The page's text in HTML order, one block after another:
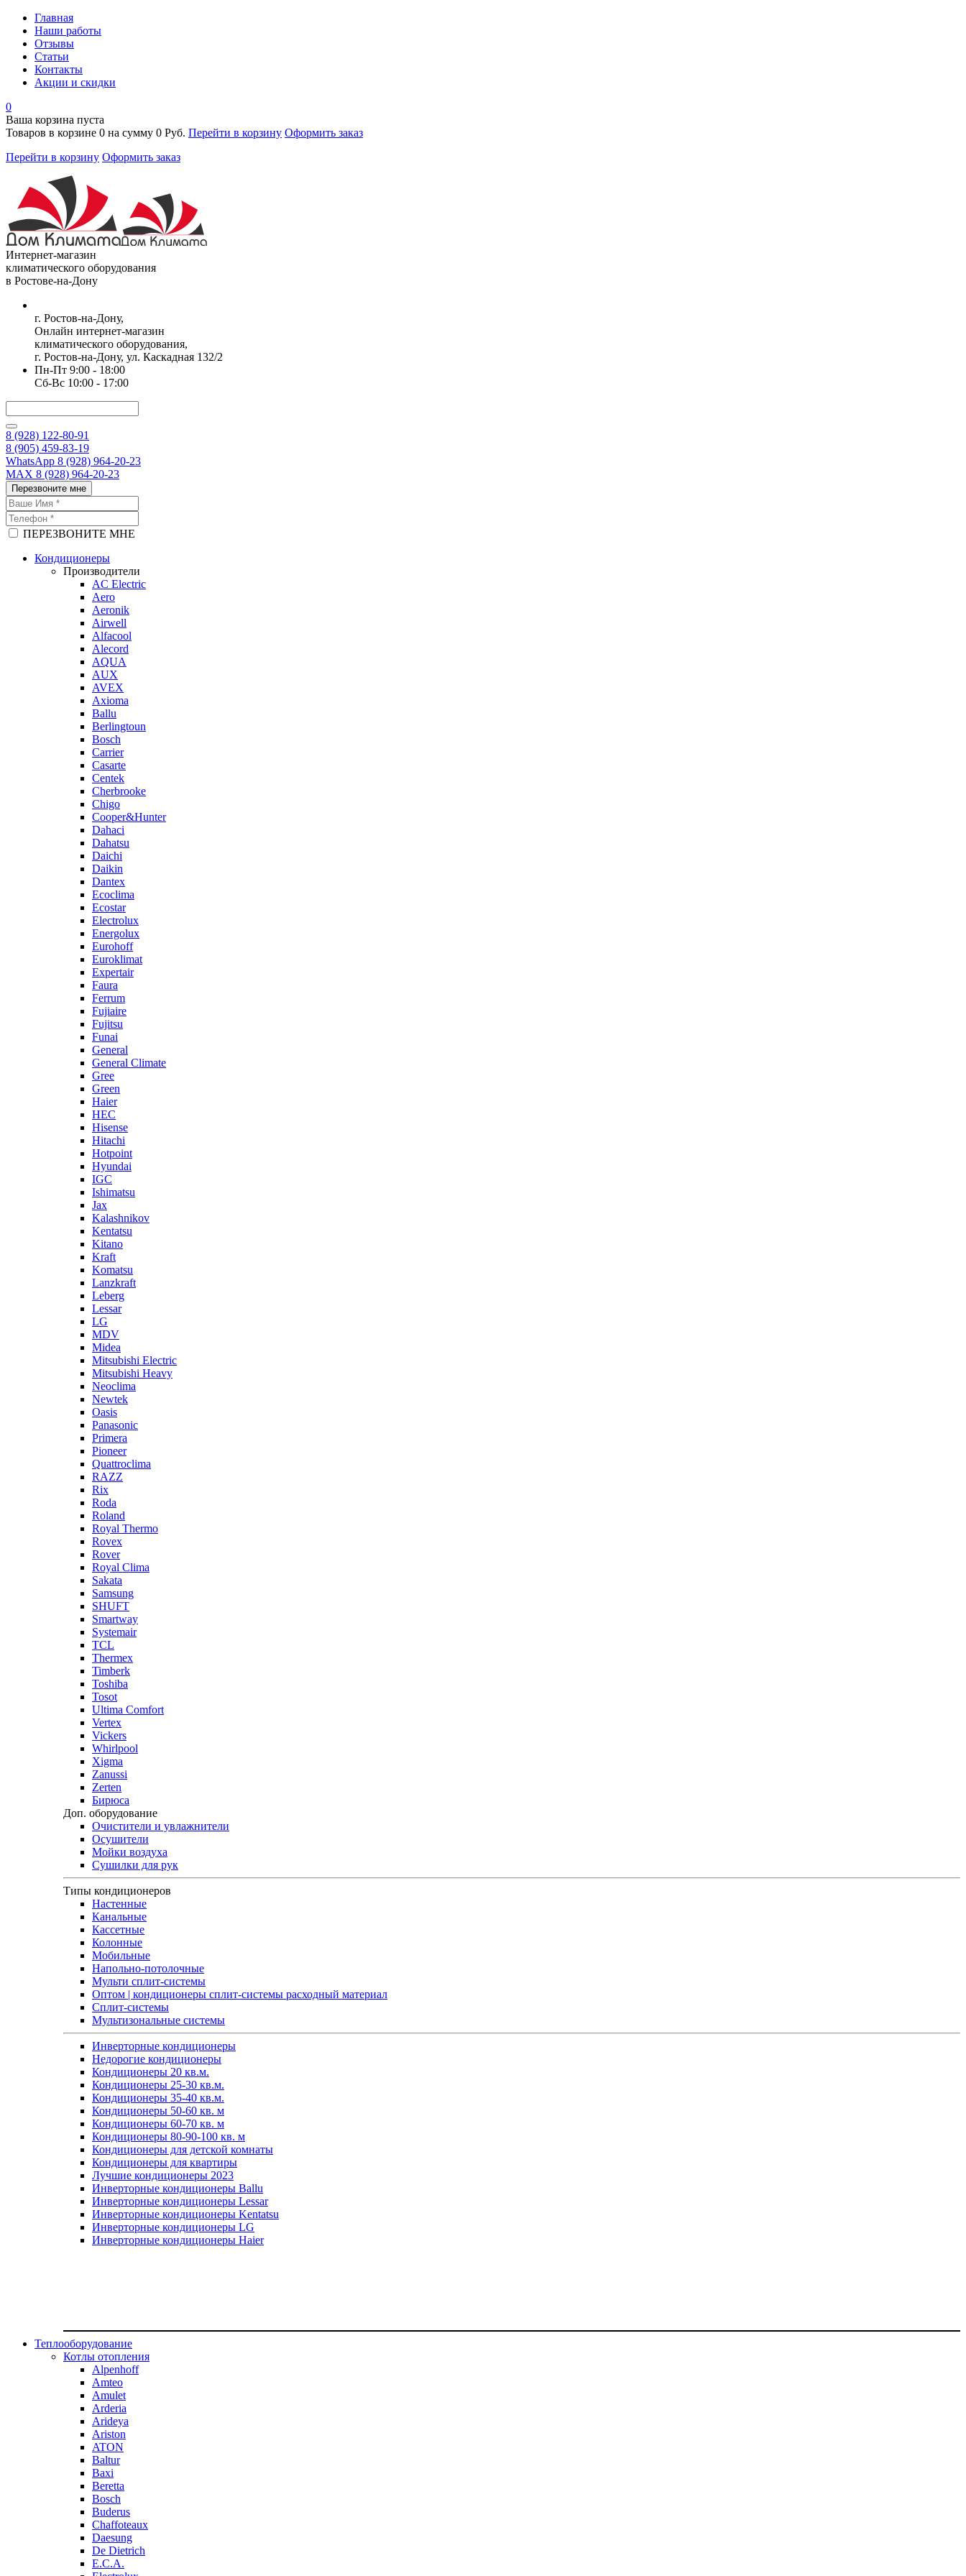
Главная
Наши работы
Отзывы
Статьи
Контакты
Акции и скидки
0
Ваша корзина пуста
Товаров в корзине 0 на сумму 0 Руб. Перейти в корзину Оформить заказ
Перейти в корзину Оформить заказ
Интернет-магазин
климатического оборудования
в Ростове-на-Дону
г. Ростов-на-Дону,
Онлайн интернет-магазин
климатического оборудования,
г. Ростов-на-Дону, ул. Каскадная 132/2
Пн-Пт 9:00 - 18:00
Сб-Вс 10:00 - 17:00
8 (928) 122-80-91
8 (905) 459-83-19
WhatsApp 8 (928) 964-20-23
MAX 8 (928) 964-20-23
Перезвоните мне
ПЕРЕЗВОНИТЕ МНЕ
Кондиционеры
Производители
AC Electric
Aero
Aeronik
Airwell
Alfacool
Alecord
AQUA
AUX
AVEX
Axioma
Ballu
Berlingtoun
Bosch
Carrier
Casarte
Centek
Cherbrooke
Chigo
Cooper&Hunter
Dahaci
Dahatsu
Daichi
Daikin
Dantex
Ecoclima
Ecostar
Electrolux
Energolux
Eurohoff
Euroklimat
Expertair
Faura
Ferrum
Fujiaire
Fujitsu
Funai
General
General Climate
Gree
Green
Haier
HEC
Hisense
Hitachi
Hotpoint
Hyundai
IGC
Ishimatsu
Jax
Kalashnikov
Kentatsu
Kitano
Kraft
Komatsu
Lanzkraft
Leberg
Lessar
LG
MDV
Midea
Mitsubishi Electric
Mitsubishi Heavy
Neoclima
Newtek
Oasis
Panasonic
Primera
Pioneer
Quattroclima
RAZZ
Rix
Roda
Roland
Royal Thermo
Rovex
Rover
Royal Clima
Sakata
Samsung
SHUFT
Smartway
Systemair
TCL
Thermex
Timberk
Toshiba
Tosot
Ultima Comfort
Vertex
Vickers
Whirlpool
Xigma
Zanussi
Zerten
Бирюса
Доп. оборудование
Очистители и увлажнители
Осушители
Мойки воздуха
Сушилки для рук
Типы кондиционеров
Настенные
Канальные
Кассетные
Колонные
Мобильные
Напольно-потолочные
Мульти сплит-системы
Оптом | кондиционеры сплит-системы расходный материал
Сплит-системы
Мультизональные системы
Инверторные кондиционеры
Недорогие кондиционеры
Кондиционеры 20 кв.м.
Кондиционеры 25-30 кв.м.
Кондиционеры 35-40 кв.м.
Кондиционеры 50-60 кв. м
Кондиционеры 60-70 кв. м
Кондиционеры 80-90-100 кв. м
Кондиционеры для детской комнаты
Кондиционеры для квартиры
Лучшие кондиционеры 2023
Инверторные кондиционеры Ballu
Инверторные кондиционеры Lessar
Инверторные кондиционеры Kentatsu
Инверторные кондиционеры LG
Инверторные кондиционеры Haier
Теплооборудование
Котлы отопления
Alpenhoff
Amteo
Amulet
Arderia
Arideya
Ariston
ATON
Baltur
Baxi
Beretta
Bosch
Buderus
Chaffoteaux
Daesung
De Dietrich
E.C.A.